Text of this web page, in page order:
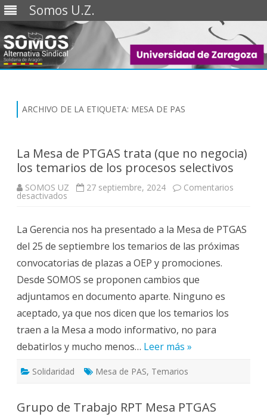
Somos U.Z.
Saltar
ARCHIVO DE LA ETIQUETA: MESA DE PAS
La Mesa de PTGAS trata (que no negocia)
los temarios de los procesos selectivos
SOMOS UZ 27 septiembre, 2024 Comentarios
desactivados
PTGAS
trata
(que
no
negocia)
los
temarios
de
los
procesos
selectivos
La Gerencia nos ha presentado a la Mesa de PTGAS
del 25 de septiembre los temarios de las próximas
convocatorias de plazas a OEP y promociones.
Desde SOMOS se proponen cambios que
adjuntamos en documento aparte. Ninguno es
aceptado, ya que nos dicen que los temarios los
traen a la Mesa a modo informativo, no para
debatirlos y mucho menos… Leer más »
Solidaridad Mesa de PAS, Temarios
Grupo de Trabajo RPT Mesa PTGAS